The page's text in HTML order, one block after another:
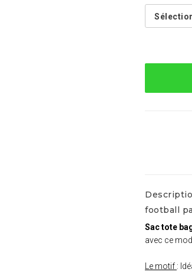
football
Sac tote
avec ce
Le motif :